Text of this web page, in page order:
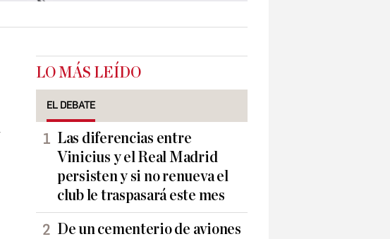
LO MÁS LEÍDO
EL DEBATE
Las diferencias entre
Vinicius y el Real Madrid
persisten y si no renueva el
club le traspasará este mes
De un cementerio de aviones